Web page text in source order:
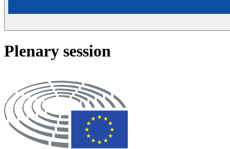
Plenary session